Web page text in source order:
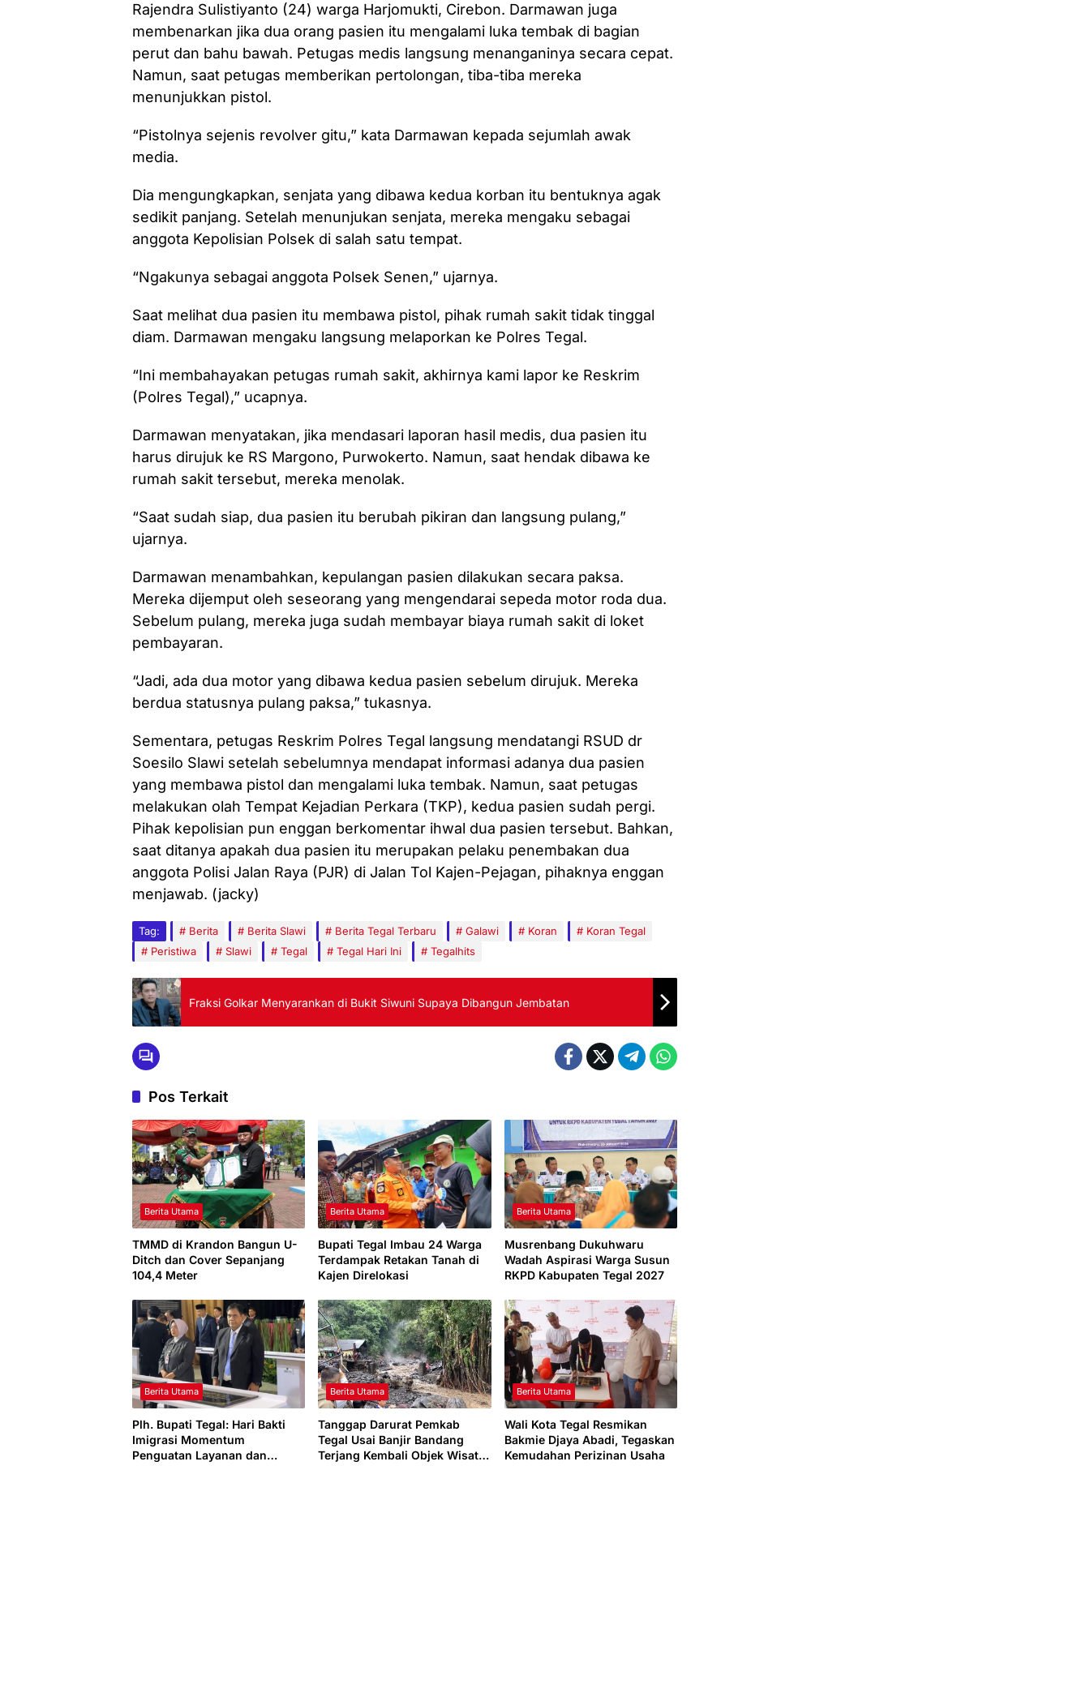
Rajendra Sulistiyanto (24) warga Harjomukti, Cirebon. Darmawan juga
membenarkan jika dua orang pasien itu mengalami luka tembak di bagian
perut dan bahu bawah. Petugas medis langsung menanganinya secara cepat.
Namun, saat petugas memberikan pertolongan, tiba-tiba mereka
menunjukkan pistol.
“Pistolnya sejenis revolver gitu,” kata Darmawan kepada sejumlah awak
media.
Dia mengungkapkan, senjata yang dibawa kedua korban itu bentuknya agak
sedikit panjang. Setelah menunjukan senjata, mereka mengaku sebagai
anggota Kepolisian Polsek di salah satu tempat.
“Ngakunya sebagai anggota Polsek Senen,” ujarnya.
Saat melihat dua pasien itu membawa pistol, pihak rumah sakit tidak tinggal
diam. Darmawan mengaku langsung melaporkan ke Polres Tegal.
“Ini membahayakan petugas rumah sakit, akhirnya kami lapor ke Reskrim
(Polres Tegal),” ucapnya.
Darmawan menyatakan, jika mendasari laporan hasil medis, dua pasien itu
harus dirujuk ke RS Margono, Purwokerto. Namun, saat hendak dibawa ke
rumah sakit tersebut, mereka menolak.
“Saat sudah siap, dua pasien itu berubah pikiran dan langsung pulang,”
ujarnya.
Darmawan menambahkan, kepulangan pasien dilakukan secara paksa.
Mereka dijemput oleh seseorang yang mengendarai sepeda motor roda dua.
Sebelum pulang, mereka juga sudah membayar biaya rumah sakit di loket
pembayaran.
“Jadi, ada dua motor yang dibawa kedua pasien sebelum dirujuk. Mereka
berdua statusnya pulang paksa,” tukasnya.
Sementara, petugas Reskrim Polres Tegal langsung mendatangi RSUD dr
Soesilo Slawi setelah sebelumnya mendapat informasi adanya dua pasien
yang membawa pistol dan mengalami luka tembak. Namun, saat petugas
melakukan olah Tempat Kejadian Perkara (TKP), kedua pasien sudah pergi.
Pihak kepolisian pun enggan berkomentar ihwal dua pasien tersebut. Bahkan,
saat ditanya apakah dua pasien itu merupakan pelaku penembakan dua
anggota Polisi Jalan Raya (PJR) di Jalan Tol Kajen-Pejagan, pihaknya enggan
menjawab. (jacky)
Tag: Berita Berita Slawi Berita Tegal Terbaru Galawi Koran
Koran Tegal
Peristiwa
Slawi Tegal Tegal Hari Ini Tegalhits
Fraksi Golkar Menyarankan di Bukit Siwuni Supaya Dibangun Jembatan
Pos Terkait
Berita Utama
TMMD di Krandon Bangun U-
Ditch dan Cover Sepanjang
104,4 Meter
Berita Utama
Bupati Tegal Imbau 24 Warga
Terdampak Retakan Tanah di
Kajen Direlokasi
Berita Utama
Musrenbang Dukuhwaru
Wadah Aspirasi Warga Susun
RKPD Kabupaten Tegal 2027
Berita Utama
Plh. Bupati Tegal: Hari Bakti
Imigrasi Momentum
Penguatan Layanan dan
Berita Utama
Tanggap Darurat Pemkab
Tegal Usai Banjir Bandang
Terjang Kembali Objek Wisata
Berita Utama
Wali Kota Tegal Resmikan
Bakmie Djaya Abadi, Tegaskan
Kemudahan Perizinan Usaha